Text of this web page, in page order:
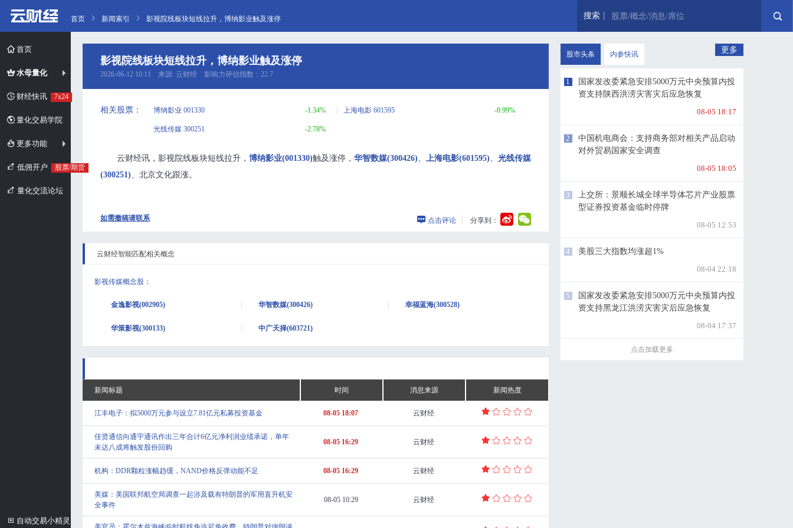
首页
水母量化
财经快讯 7x24
量化交易学院
更多功能
低佣开户 股票/期货
量化交流论坛
自动交易小精灵
首页 新闻索引 影视院线板块短线拉升，博纳影业触及涨停 搜索 股票/概念/消息/席位
影视院线板块短线拉升，博纳影业触及涨停
2026-06-12 10:11 来源: 云财经 影响力评估指数：22.7
相关股票： 博纳影业 001330 -1.34% 上海电影 601595 -0.99%
光线传媒 300251 -2.78%
云财经讯，影视院线板块短线拉升， 博纳影业(001330)触及涨停， 华智数媒(300426) 上海电影(601595)
光线传媒
(300251) 、北京文化跟涨。
如需撤稿请联系 点击评论 分享到：
云财经智能匹配相关概念
影视传媒概念股 ：
金逸影视(002905) 华智数媒(300426) 幸福蓝海(300528)
华策影视(300133) 中广天择(603721)
新闻标题 时间 消息来源 新闻热度
江丰电子：拟5000万元参与设立7.81亿元私募投资基金 08-05 18:07 云财经
佳贤通信向通宇通讯作出三年合计6亿元净利润业绩承诺，单年
未达八成将触发股份回购
08-05 16:29 云财经
机构：DDR颗粒涨幅趋缓，NAND价格反弹动能不足 08-05 16:29 云财经
美媒：美国联邦航空局调查一起涉及载有特朗普的军用直升机安
全事件
08-05 10:29 云财经
股市头条 内参快讯 更多
1
国家发改委紧急安排5000万元中央预算内投
资支持陕西洪涝灾害灾后应急恢复
08-05 18:17
2
中国机电商会：支持商务部对相关产品启动
对外贸易国家安全调查
08-05 18:05
3
上交所：景顺长城全球半导体芯片产业股票
型证券投资基金临时停牌
08-05 12:53
4
美股三大指数均涨超1%
08-04 22:18
5
国家发改委紧急安排5000万元中央预算内投
资支持黑龙江洪涝灾害灾后应急恢复
08-04 17:37
点击加载更多